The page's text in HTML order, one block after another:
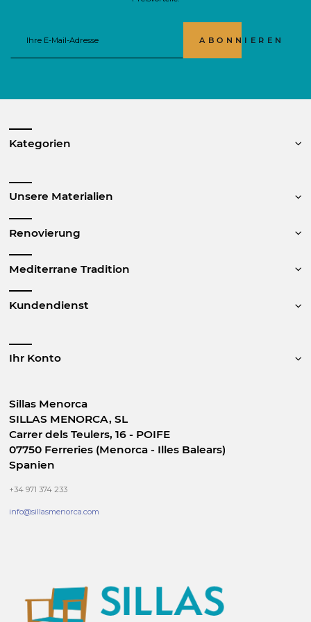
ABONNIEREN
Kategorien
Unsere Materialien
Renovierung
Mediterrane Tradition
Kundendienst
Ihr Konto
Sillas Menorca
SILLAS MENORCA, SL
Carrer dels Teulers, 16 - POIFE
07750 Ferreries (Menorca - Illes Balears)
Spanien
+34 971 374 233
info@sillasmenorca.com